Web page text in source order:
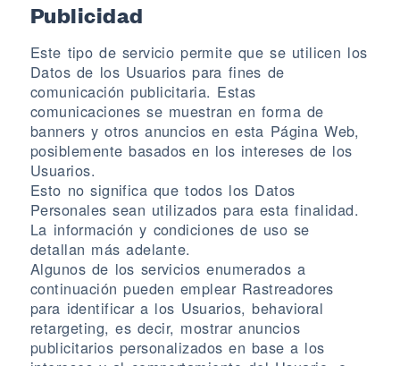
Publicidad
Este tipo de servicio permite que se utilicen los
Datos de los Usuarios para fines de
comunicación publicitaria. Estas
comunicaciones se muestran en forma de
banners y otros anuncios en esta Página Web,
posiblemente basados en los intereses de los
Usuarios.
Esto no significa que todos los Datos
Personales sean utilizados para esta finalidad.
La información y condiciones de uso se
detallan más adelante.
Algunos de los servicios enumerados a
continuación pueden emplear Rastreadores
para identificar a los Usuarios, behavioral
retargeting, es decir, mostrar anuncios
publicitarios personalizados en base a los